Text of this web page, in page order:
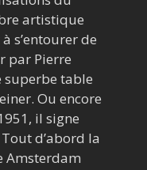
artistique
s’entourer de
par Pierre
superbe table
Ou encore
il signe
d’abord la
Amsterdam